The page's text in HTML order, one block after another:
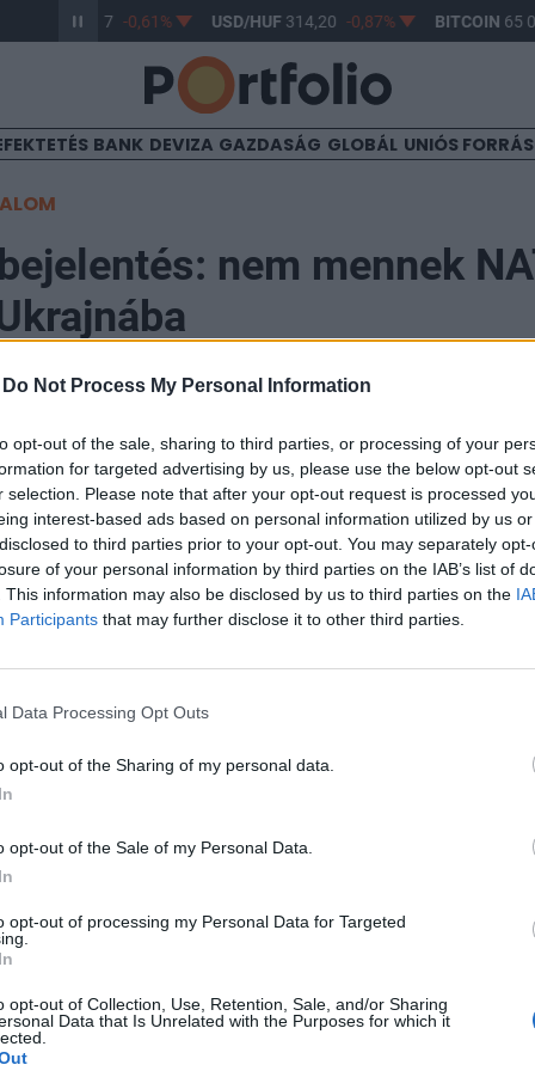
Do Not Process My Personal Information
opt-out of the sale, sharing to third parties, or processing of your
for targeted advertising by us, please use the below opt-out
selection. Please note that after your opt-out request is processed
interest-based ads based on personal information utilized by us
to third parties prior to your opt-out. You may separately
of your personal information by third parties on the IAB’s list of
This information may also be disclosed by us to third parties on the
Participants that may further disclose it to other third parties.
Data Processing Opt Outs
opt-out of the Sharing of my personal data.
opt-out of the Sale of my Personal Data.
opt-out of processing my Personal Data for Targeted
opt-out of Collection, Use, Retention, Sale, and/or Sharing
Data that Is Unrelated with the Purposes for which it
363,17 -0,61% USD/HUF 314,20 -0,87% BITCOIN65
BANK DEVIZA GAZDASÁG GLOBÁL UNIÓS
nem mennek
oka sincs arra, hogy engedményeket tegyen
kerülne sor, Lengyelország pedig
küldjön Ukrajnába - jelentette ki kedden, a
tett látogatásán a lengyel miniszterelnök, miután
Zelenszkij ukrán elnökkel.
is teljes körű támogatásban és szolidaritásban részesül".
portfolio.hu hírarchívumához tartozik, melynek olvasása
tartalmazza:
cikkarchívum